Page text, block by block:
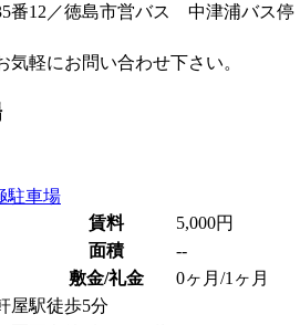
番12 ／徳島市営バス 中津浦バス
軽にお問い合わせ下さい。
駐車場
賃料
5,000円
面積
--
敷金/礼金
0ヶ月/1ヶ月
屋駅徒歩5分